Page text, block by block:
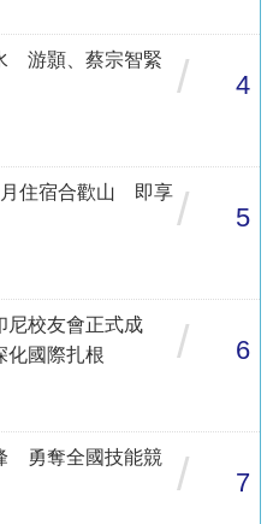
游顥、蔡宗智緊
/ 4
住宿合歡山 即享 / 5
校友會正式成
國際扎根
/ 6
勇奪全國技能競
/ 7